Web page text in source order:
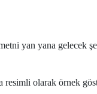
yan yana gelecek
resimli olarak örnek